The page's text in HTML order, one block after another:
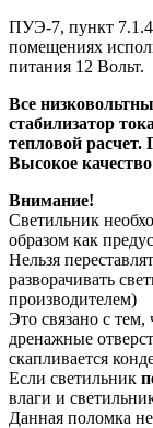
ПУЭ-7, пункт
помещениях
питания 12 Вольт.
Все
стабилизатор
тепловой расчет.
Высокое
Внимание!
Светильник
образом как
Нельзя
разворачивать
производителем)
Это связано с
дренажные
скапливается
Если светильник
влаги и
Данная поломка не